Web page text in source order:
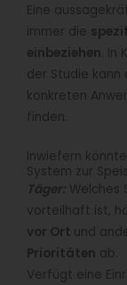
Eine
immer die
einbeziehen .
der Studie kann
konkreten
finden.
Inwiefern
System zur
Täger: Welches
vorteilhaft ist,
vor Ort und
Prioritäten ab.
Verfügt eine